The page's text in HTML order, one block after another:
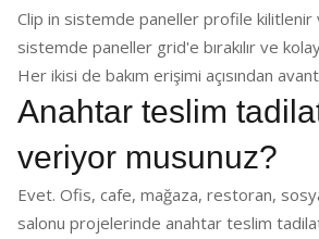
Clip in sistemde paneller profile kilitlenir
sistemde paneller grid'e bırakılır ve
Her ikisi de bakım erişimi açısından
Anahtar teslim
veriyor musunuz?
Evet. Ofis, cafe, mağaza, restoran,
salonu projelerinde anahtar teslim